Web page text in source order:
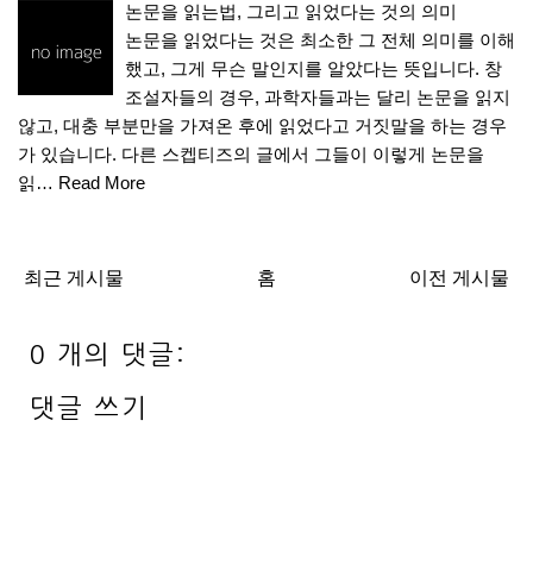
논문을 읽는법, 그리고 읽었다는 것의 의미
논문을 읽었다는 것은 최소한 그 전체 의미를 이해
했고, 그게 무슨 말인지를 알았다는 뜻입니다. 창
조설자들의 경우, 과학자들과는 달리 논문을 읽지
않고, 대충 부분만을 가져온 후에 읽었다고 거짓말을 하는 경우
가 있습니다. 다른 스켑티즈의 글에서 그들이 이렇게 논문을
읽… Read More
최근 게시물 이전 게시물
홈
0 개의 댓글:
댓글 쓰기